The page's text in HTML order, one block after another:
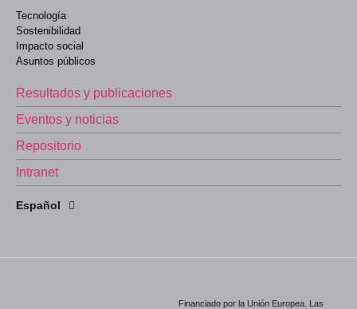
Tecnología
Sostenibilidad
Impacto social
Asuntos públicos
Resultados y publicaciones
Eventos y noticias
Repositorio
Intranet
Español
English
Português
Financiado por la Unión Europea. Las